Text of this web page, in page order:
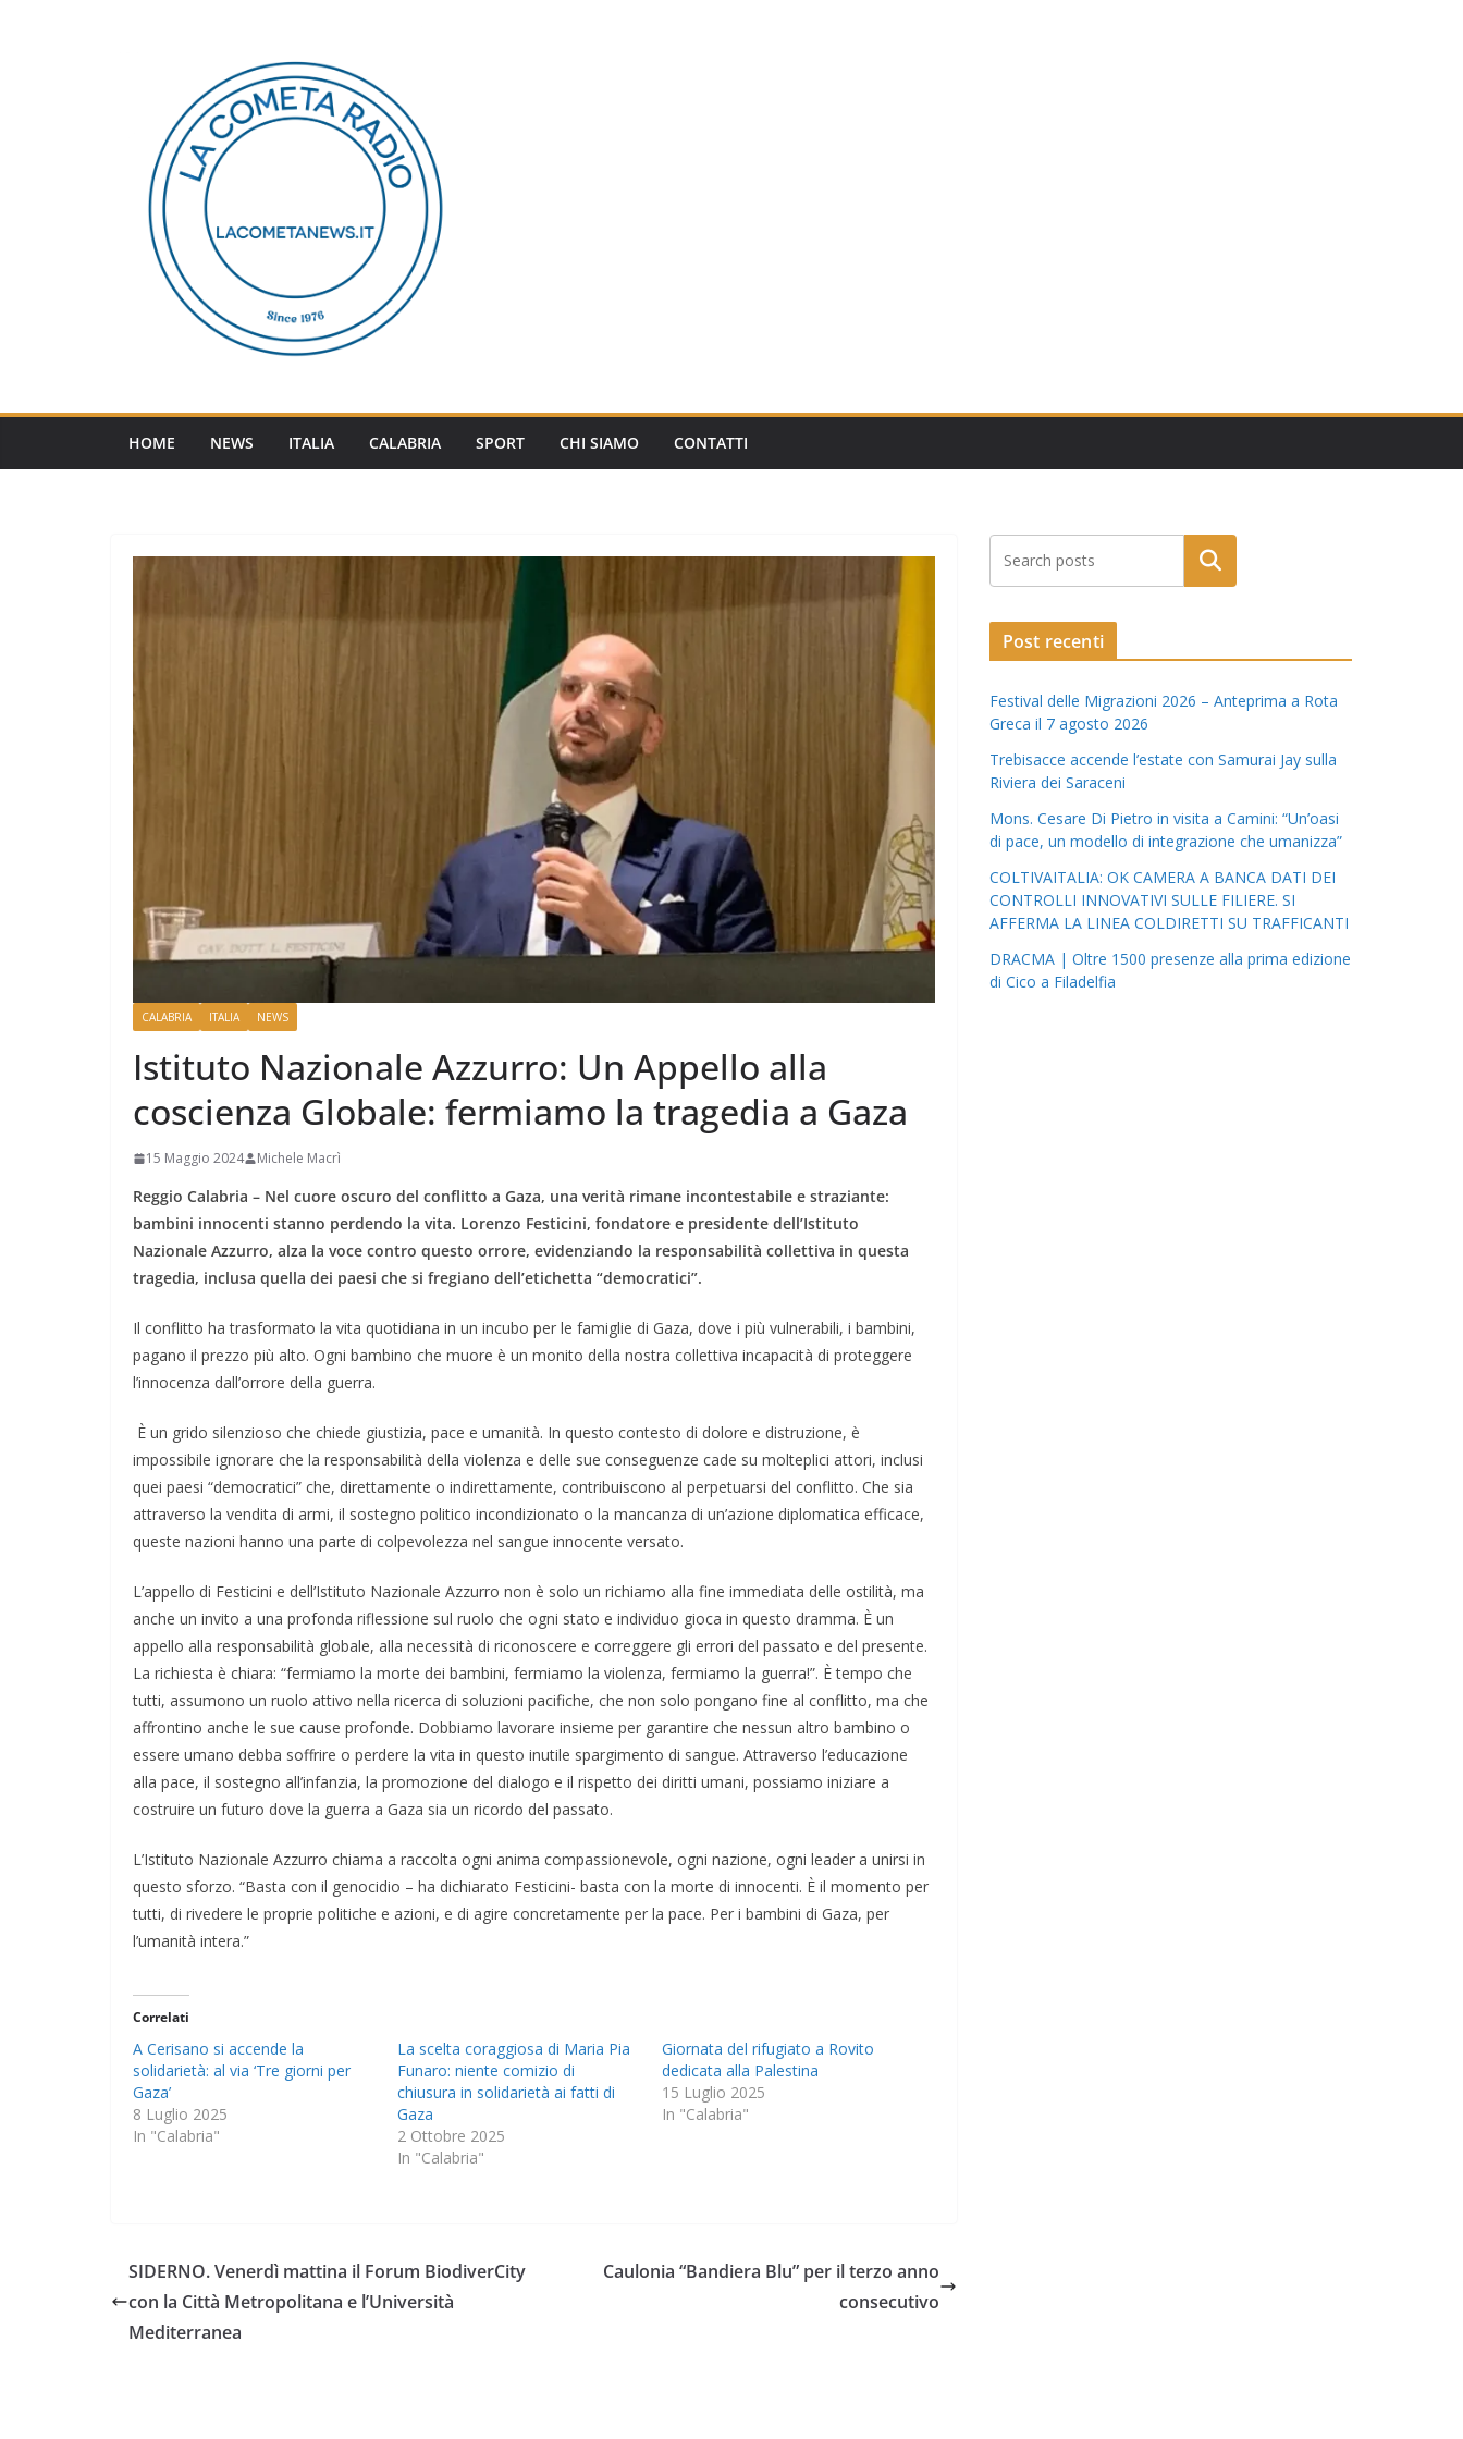
HOME NEWS ITALIA CALABRIA SPORT CHI SIAMO CONTATTI
CALABRIA ITALIA NEWS
Istituto Nazionale Azzurro: Un Appello alla
coscienza Globale: fermiamo la tragedia a Gaza
15 Maggio 2024 Michele Macrì
Reggio Calabria – Nel cuore oscuro del conflitto a Gaza, una verità rimane incontestabile e straziante:
bambini innocenti stanno perdendo la vita. Lorenzo Festicini, fondatore e presidente dell’Istituto
Nazionale Azzurro, alza la voce contro questo orrore, evidenziando la responsabilità collettiva in questa
tragedia, inclusa quella dei paesi che si fregiano dell’etichetta “democratici”.
Il conflitto ha trasformato la vita quotidiana in un incubo per le famiglie di Gaza, dove i più vulnerabili, i bambini,
pagano il prezzo più alto. Ogni bambino che muore è un monito della nostra collettiva incapacità di proteggere
l’innocenza dall’orrore della guerra.
È un grido silenzioso che chiede giustizia, pace e umanità. In questo contesto di dolore e distruzione, è
impossibile ignorare che la responsabilità della violenza e delle sue conseguenze cade su molteplici attori, inclusi
quei paesi “democratici” che, direttamente o indirettamente, contribuiscono al perpetuarsi del conflitto. Che sia
attraverso la vendita di armi, il sostegno politico incondizionato o la mancanza di un’azione diplomatica efficace,
queste nazioni hanno una parte di colpevolezza nel sangue innocente versato.
L’appello di Festicini e dell’Istituto Nazionale Azzurro non è solo un richiamo alla fine immediata delle ostilità, ma
anche un invito a una profonda riflessione sul ruolo che ogni stato e individuo gioca in questo dramma. È un
appello alla responsabilità globale, alla necessità di riconoscere e correggere gli errori del passato e del presente.
La richiesta è chiara: “fermiamo la morte dei bambini, fermiamo la violenza, fermiamo la guerra!”. È tempo che
tutti, assumono un ruolo attivo nella ricerca di soluzioni pacifiche, che non solo pongano fine al conflitto, ma che
affrontino anche le sue cause profonde. Dobbiamo lavorare insieme per garantire che nessun altro bambino o
essere umano debba soffrire o perdere la vita in questo inutile spargimento di sangue. Attraverso l’educazione
alla pace, il sostegno all’infanzia, la promozione del dialogo e il rispetto dei diritti umani, possiamo iniziare a
costruire un futuro dove la guerra a Gaza sia un ricordo del passato.
L’Istituto Nazionale Azzurro chiama a raccolta ogni anima compassionevole, ogni nazione, ogni leader a unirsi in
questo sforzo. “Basta con il genocidio – ha dichiarato Festicini- basta con la morte di innocenti. È il momento per
tutti, di rivedere le proprie politiche e azioni, e di agire concretamente per la pace. Per i bambini di Gaza, per
l’umanità intera.”
Correlati
A Cerisano si accende la
solidarietà: al via ‘Tre giorni per
Gaza’
8 Luglio 2025
In "Calabria"
La scelta coraggiosa di Maria Pia
Funaro: niente comizio di
chiusura in solidarietà ai fatti di
Gaza
2 Ottobre 2025
In "Calabria"
Giornata del rifugiato a Rovito
dedicata alla Palestina
15 Luglio 2025
In "Calabria"
SIDERNO. Venerdì mattina il Forum BiodiverCity
con la Città Metropolitana e l’Università
Mediterranea
Caulonia “Bandiera Blu” per il terzo anno
consecutivo
Post recenti
Festival delle Migrazioni 2026 – Anteprima a Rota
Greca il 7 agosto 2026
Trebisacce accende l’estate con Samurai Jay sulla
Riviera dei Saraceni
Mons. Cesare Di Pietro in visita a Camini: “Un’oasi
di pace, un modello di integrazione che umanizza”
COLTIVAITALIA: OK CAMERA A BANCA DATI DEI
CONTROLLI INNOVATIVI SULLE FILIERE. SI
AFFERMA LA LINEA COLDIRETTI SU TRAFFICANTI
DRACMA | Oltre 1500 presenze alla prima edizione
di Cico a Filadelfia